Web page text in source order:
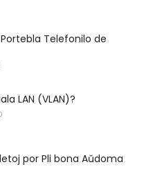
Telefonilo de
LAN (VLAN)?
por Pli bona Aŭdoma